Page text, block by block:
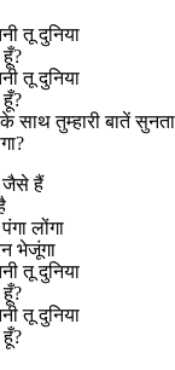
तू दुनिया
तू दुनिया
तुम्हारी बातें
जैसे हैं
लोंगा
भेजूंगा
तू दुनिया
तू दुनिया